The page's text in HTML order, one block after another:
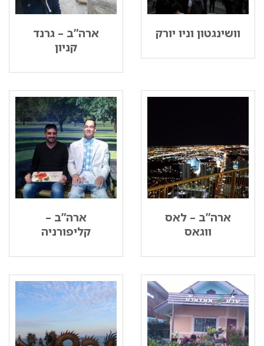
וושינגטון וניו יורק
ארה”ב – גרנד
קניון
ארה”ב – לאס
ווגאס
ארה”ב –
קליפורניה